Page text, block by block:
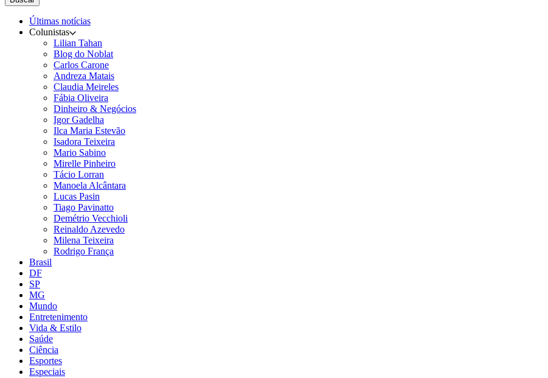
Últimas notícias
Colunistas
Lilian Tahan
Blog do Noblat
Carlos Carone
Andreza Matais
Claudia Meireles
Fábia Oliveira
Dinheiro & Negócios
Igor Gadelha
Ilca Maria Estevão
Isadora Teixeira
Mario Sabino
Mirelle Pinheiro
Tácio Lorran
Manoela Alcântara
Lucas Pasin
Tiago Pavinatto
Demétrio Vecchioli
Reinaldo Azevedo
Milena Teixeira
Rodrigo França
Brasil
DF
SP
MG
Mundo
Entretenimento
Vida & Estilo
Saúde
Ciência
Esportes
Especiais